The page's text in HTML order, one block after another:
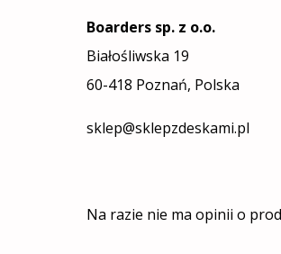
Boarders sp. z o.o.
Białośliwska 19
60-418 Poznań, Polska
sklep@sklepzdeskami.pl
Na razie nie ma opinii o